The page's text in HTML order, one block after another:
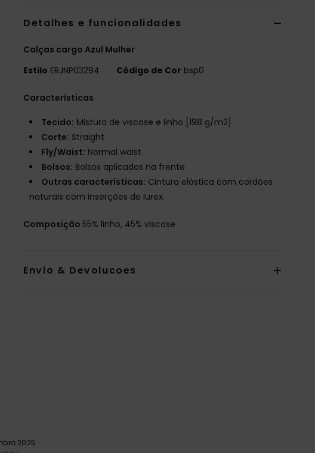
Detalhes e funcionalidades
Calças cargo Azul Mulher
Estilo ERJNP03294 Código de Cor bsp0
Características
Tecido: Mistura de viscose e linho [198 g/m2]
Corte: Straight
Fly/Waist: Normal waist
Bolsos: Bolsos aplicados na frente
Outras características: Cintura elástica com cordões
naturais com inserções de lurex.
Composição 55% linho, 45% viscose
Envio & Devolucoes
2025